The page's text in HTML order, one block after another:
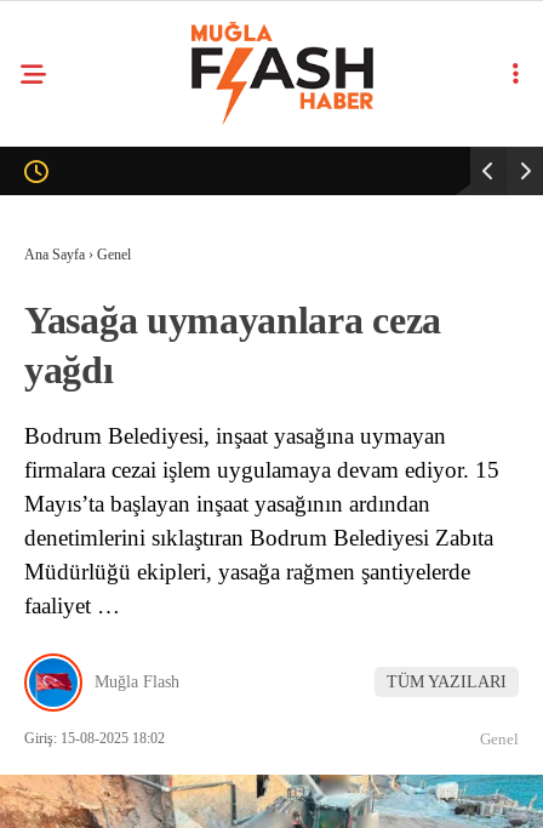
Ana Sayfa › Genel
Yasağa uymayanlara ceza
yağdı
Bodrum Belediyesi, inşaat yasağına uymayan
firmalara cezai işlem uygulamaya devam ediyor. 15
Mayıs’ta başlayan inşaat yasağının ardından
denetimlerini sıklaştıran Bodrum Belediyesi Zabıta
Müdürlüğü ekipleri, yasağa rağmen şantiyelerde
faaliyet …
Muğla Flash TÜM YAZILARI
Giriş: 15-08-2025 18:02 Genel